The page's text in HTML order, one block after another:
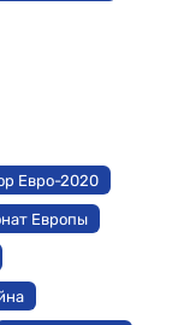
Евро-2020
Европы